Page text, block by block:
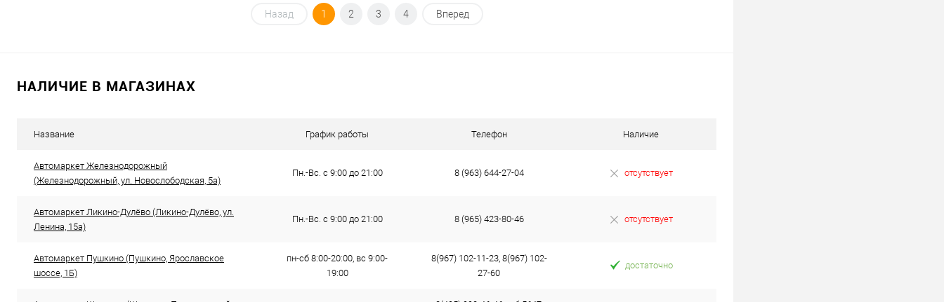
Под заказ
Назад 1 2 3 4 Вперед
НАЛИЧИЕ В МАГАЗИНАХ
Название График работы Телефон Наличие
Автомаркет Железнодорожный
(Железнодорожный, ул. Новослободская, 5а)
Пн.-Вс. с 9:00 до 21:00 8 (963) 644-27-04 отсутствует
Автомаркет Ликино-Дулёво (Ликино-Дулёво, ул.
Ленина, 15а)
Пн.-Вс. с 9:00 до 21:00 8 (965) 423-80-46 отсутствует
Автомаркет Пушкино (Пушкино, Ярославское
шоссе, 1Б)
пн-сб 8:00-20:00, вс 9:00-
19:00
8(967) 102-11-23, 8(967) 102-
27-60
достаточно